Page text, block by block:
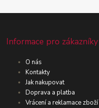
Informace pro zákazníky
O nás
Kontakty
Jak nakupovat
Doprava a platba
Vrácení a reklamace zboží